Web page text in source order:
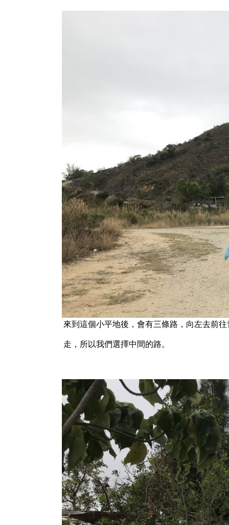
來到這個小平地後，會有三條路，向左去前
走，所以我們選擇中間的路。